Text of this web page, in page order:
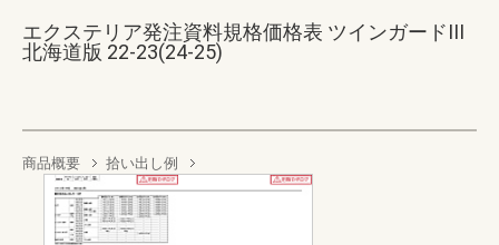
エクステリア発注資料規格価格表 ツインガードIII
北海道版 22-23(24-25)
商品概要 拾い出し例